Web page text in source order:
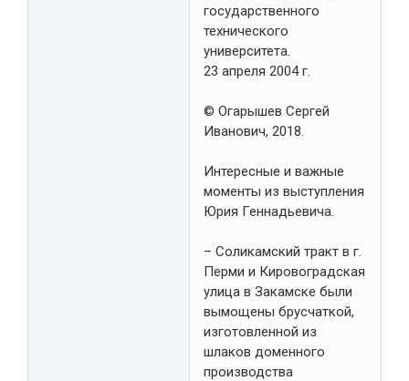
государственного
технического
университета.
23 апреля 2004 г.
© Огарышев Сергей
Иванович, 2018.
Интересные и важные
моменты из выступления
Юрия Геннадьевича.
– Соликамский тракт в г.
Перми и Кировоградская
улица в Закамске были
вымощены брусчаткой,
изготовленной из
шлаков доменного
производства